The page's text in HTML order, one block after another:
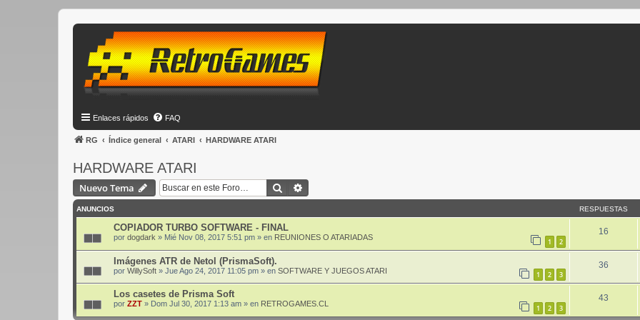
Enlaces rápidos FAQ
RG Índice general ATARI HARDWARE ATARI
HARDWARE ATARI
Nuevo Tema Buscar
ANUNCIOS RESPUESTAS
COPIADOR TURBO SOFTWARE - FINAL
por dogdark » Mié Nov 08, 2017 5:51 pm » en REUNIONES O ATARIADAS 1 2
16
Imágenes ATR de Netol (PrismaSoft).
por WillySoft » Jue Ago 24, 2017 11:05 pm » en SOFTWARE Y JUEGOS ATARI 1 2 3
36
Los casetes de Prisma Soft
por ZZT » Dom Jul 30, 2017 1:13 am » en RETROGAMES.CL 1 2 3
43